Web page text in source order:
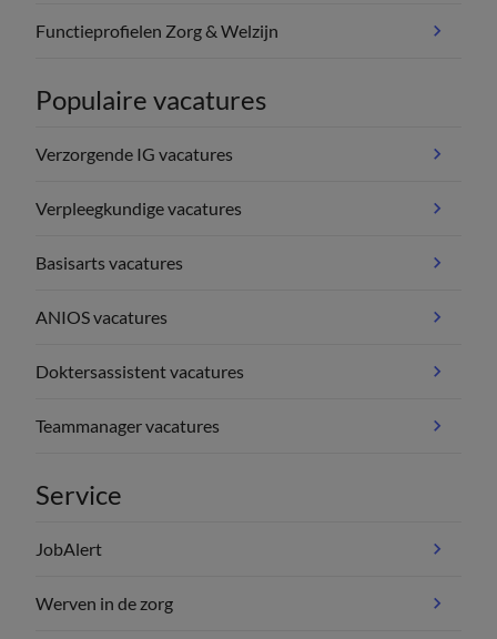
Functieprofielen Zorg & Welzijn
Populaire vacatures
Verzorgende IG vacatures
Verpleegkundige vacatures
Basisarts vacatures
ANIOS vacatures
Doktersassistent vacatures
Teammanager vacatures
Service
JobAlert
Werven in de zorg